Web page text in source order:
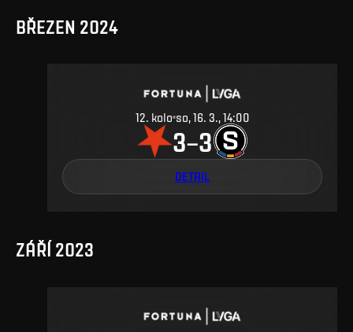
BŘEZEN 2024
12. kolo so, 16. 3., 14:00
3–3
DETAIL
ZÁŘÍ 2023